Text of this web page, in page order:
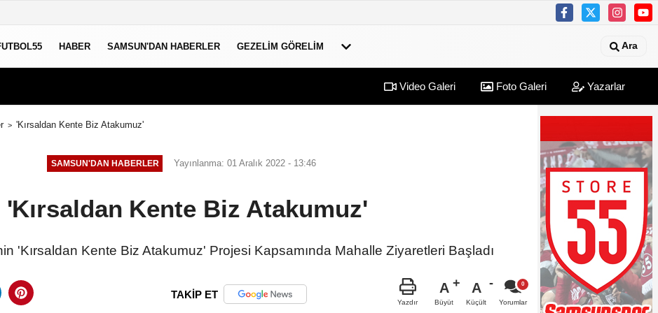
HABER SAMSUN'DAN HABERLER GEZELIM GÖRELIM Ara
Video Galeri Foto Galeri Yazarlar
'Kırsaldan Kente Biz Atakumuz'
SAMSUN'DAN HABERLER Yayınlanma: 01 Aralık 2022 - 13:46
'Kırsaldan Kente Biz Atakumuz'
'Kırsaldan Kente Biz Atakumuz' Projesi Kapsamında Mahalle Ziyaretleri Başladı
TAKİP ET
Yazdır
A
Büyüt
A
Küçült Yorumlar